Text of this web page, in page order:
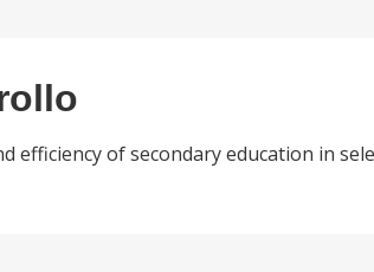
efficiency of secondary education in